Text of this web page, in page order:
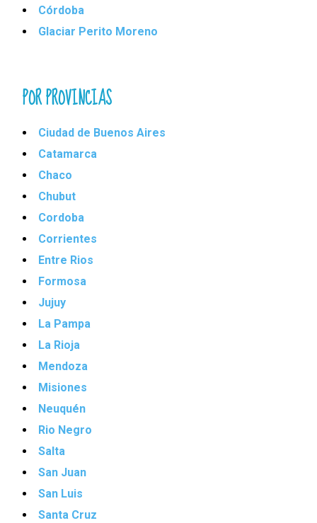
Córdoba
Glaciar Perito Moreno
POR PROVINCIAS
Ciudad de Buenos Aires
Catamarca
Chaco
Chubut
Cordoba
Corrientes
Entre Rios
Formosa
Jujuy
La Pampa
La Rioja
Mendoza
Misiones
Neuquén
Rio Negro
Salta
San Juan
San Luis
Santa Cruz